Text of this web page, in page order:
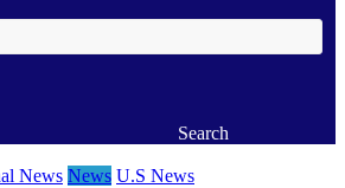
Search
News News U.S News